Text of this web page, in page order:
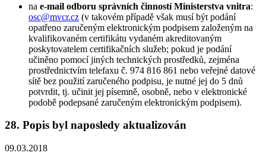
na e-mail odboru správních činností Ministerstva vnitra:
osc@mvcr.cz (v takovém případě však musí být podání
opatřeno zaručeným elektronickým podpisem založeným na
kvalifikovaném certifikátu vydaném akreditovaným
poskytovatelem certifikačních služeb; pokud je podání
učiněno pomocí jiných technických prostředků, zejména
prostřednictvím telefaxu č. 974 816 861 nebo veřejné datové
sítě bez použití zaručeného podpisu, je nutné jej do 5 dnů
potvrdit, tj. učinit jej písemně, osobně, nebo v elektronické
podobě podepsané zaručeným elektronickým podpisem).
28. Popis byl naposledy aktualizován
09.03.2018